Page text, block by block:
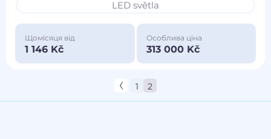
LED světla
Щомісяця від
1 146 Kč
Особлива ціна
313 000 Kč
1 2